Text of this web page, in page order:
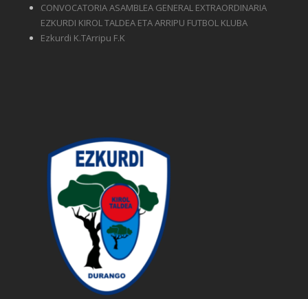
CONVOCATORIA ASAMBLEA GENERAL EXTRAORDINARIA
EZKURDI KIROL TALDEA ETA ARRIPU FUTBOL KLUBA
Ezkurdi K.TArripu F.K